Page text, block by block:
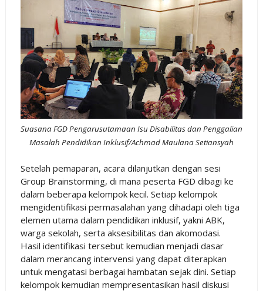
Suasana FGD Pengarusutamaan Isu Disabilitas dan Penggalian
Masalah Pendidikan Inklusif/Achmad Maulana Setiansyah
Setelah pemaparan, acara dilanjutkan dengan sesi
Group Brainstorming, di mana peserta FGD dibagi ke
dalam beberapa kelompok kecil. Setiap kelompok
mengidentifikasi permasalahan yang dihadapi oleh tiga
elemen utama dalam pendidikan inklusif, yakni ABK,
warga sekolah, serta aksesibilitas dan akomodasi.
Hasil identifikasi tersebut kemudian menjadi dasar
dalam merancang intervensi yang dapat diterapkan
untuk mengatasi berbagai hambatan sejak dini. Setiap
kelompok kemudian mempresentasikan hasil diskusi